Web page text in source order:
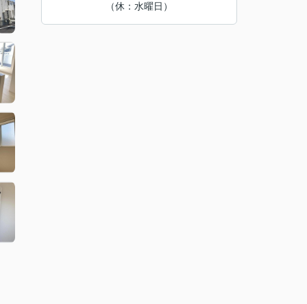
（休：水曜日）